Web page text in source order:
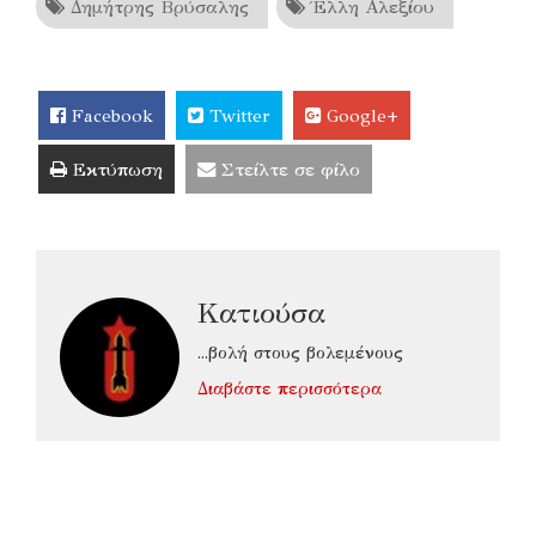
Δημήτρης Βρύσαλης Έλλη Αλεξίου
Facebook Twitter Google+
Εκτύπωση Στείλτε σε φίλο
Κατιούσα
...βολή στους βολεμένους
Διαβάστε περισσότερα